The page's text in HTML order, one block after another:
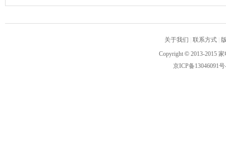
关于我们 联系方式
Copyright © 2013-2015
京ICP备13046091号